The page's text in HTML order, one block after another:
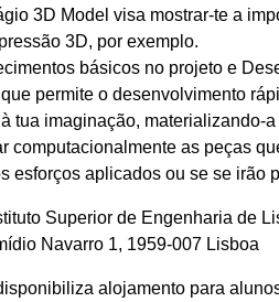
3D Model visa mostrar-te a
3D, por exemplo.
básicos no projeto e
permite o desenvolvimento
tua imaginação, materializando-
computacionalmente as peças
esforços aplicados ou se se irão
Superior de Engenharia de
Navarro 1, 1959-007 Lisboa
alojamento para